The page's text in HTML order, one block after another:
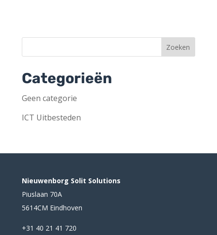
Categorieën
Geen categorie
ICT Uitbesteden
Nieuwenborg Solit Solutions
Piuslaan 70A
5614CM Eindhoven
+31 40 21 41 720